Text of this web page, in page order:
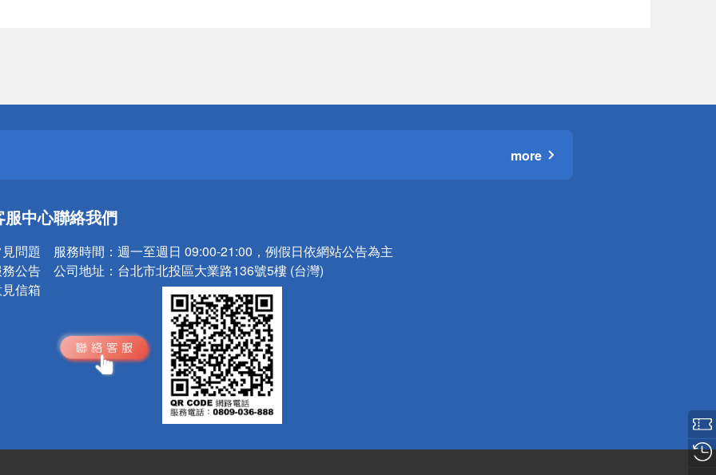
小心！
小心！
more
服中心
問題
公告
信箱
聯絡我們
服務時間： 週一至週日 09:00-21:00，例假日依網站公告為主
公司地址： 台北市北投區大業路136號5樓 (台灣)